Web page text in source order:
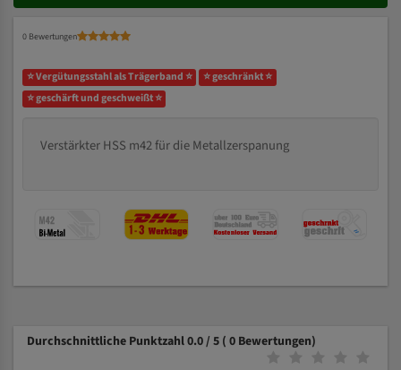
0 Bewertungen
⭐ Vergütungsstahl als Trägerband ⭐
⭐ geschränkt ⭐
⭐ geschärft und geschweißt ⭐
Verstärkter HSS m42 für die Metallzerspanung
Durchschnittliche Punktzahl 0.0 / 5 ( 0 Bewertungen)